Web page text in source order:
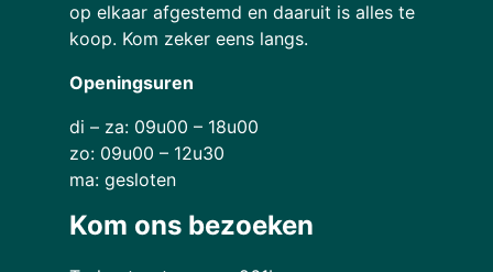
op elkaar afgestemd en daaruit is alles te
koop. Kom zeker eens langs.
Openingsuren
di – za: 09u00 – 18u00
zo: 09u00 – 12u30
ma: gesloten
Kom ons bezoeken